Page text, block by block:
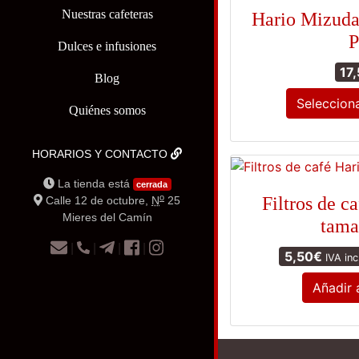
Nuestras cafeteras
Dulces e infusiones
Blog
Quiénes somos
HORARIOS Y CONTACTO
La tienda está cerrada
Calle 12 de octubre, No 25
Mieres del Camín
| | |
Hario
Filtros de
5,50€ IVA
Añadir